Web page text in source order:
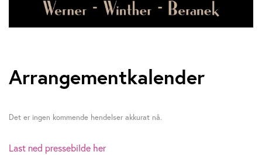
Arrangementkalender
Det er ingen kommende hendelser akkurat nå.
Last ned pressebilde her